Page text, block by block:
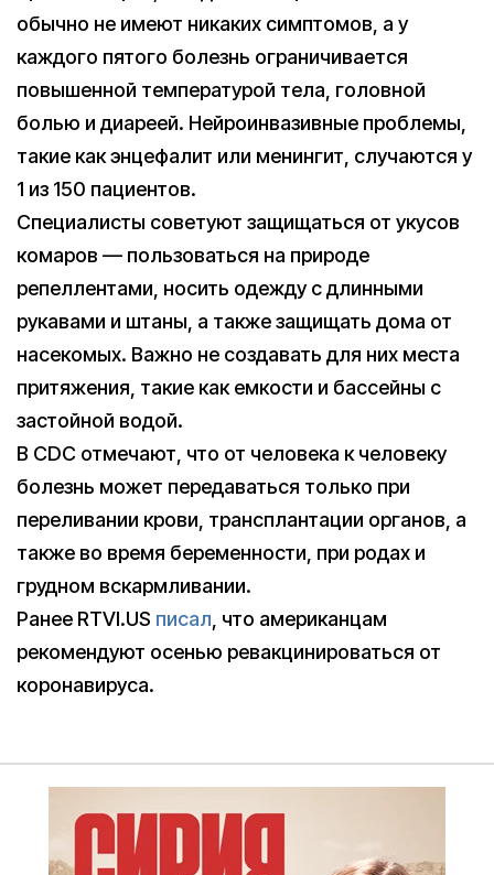
обычно не имеют никаких симптомов, а у
каждого пятого болезнь ограничивается
повышенной температурой тела, головной
болью и диареей. Нейроинвазивные проблемы,
такие как энцефалит или менингит, случаются у
1 из 150 пациентов.
Специалисты советуют защищаться от укусов
комаров — пользоваться на природе
репеллентами, носить одежду с длинными
рукавами и штаны, а также защищать дома от
насекомых. Важно не создавать для них места
притяжения, такие как емкости и бассейны с
застойной водой.
В CDC отмечают, что от человека к человеку
болезнь может передаваться только при
переливании крови, трансплантации органов, а
также во время беременности, при родах и
грудном вскармливании.
Ранее RTVI.US писал, что американцам
рекомендуют осенью ревакцинироваться от
коронавируса.